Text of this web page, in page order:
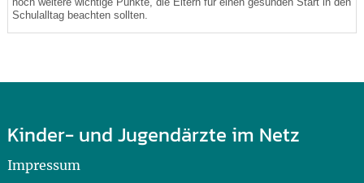
Schulalltag beachten sollten.
Kinder- und Jugendärzte im Netz
Impressum